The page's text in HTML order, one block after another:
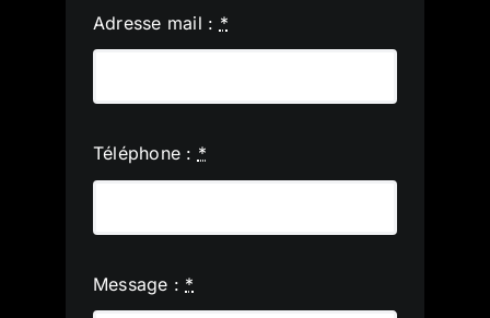
Adresse mail : *
Téléphone : *
Message : *